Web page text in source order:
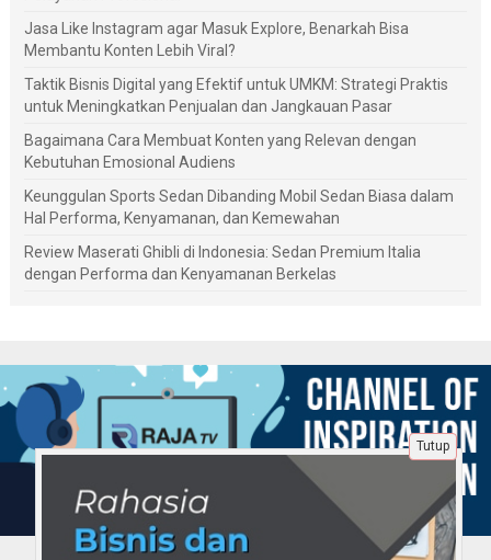
Jasa Like Instagram agar Masuk Explore, Benarkah Bisa
Membantu Konten Lebih Viral?
Taktik Bisnis Digital yang Efektif untuk UMKM: Strategi Praktis
untuk Meningkatkan Penjualan dan Jangkauan Pasar
Bagaimana Cara Membuat Konten yang Relevan dengan
Kebutuhan Emosional Audiens
Keunggulan Sports Sedan Dibanding Mobil Sedan Biasa dalam
Hal Performa, Kenyamanan, dan Kemewahan
Review Maserati Ghibli di Indonesia: Sedan Premium Italia
dengan Performa dan Kenyamanan Berkelas
Tutup